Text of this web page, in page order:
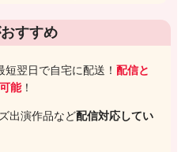
ヘルプセンター
すすめ
短翌日で自宅に配送！配信と
能！
出演作品など配信対応してい